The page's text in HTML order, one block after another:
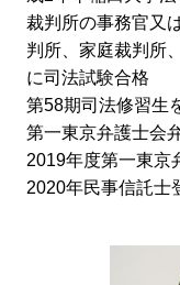
裁判所の事務官又
判所、家庭裁判所
に司法試験合格
第58期司法修習生
第一東京弁護士会
2019年度第一東京
2020年民事信託士